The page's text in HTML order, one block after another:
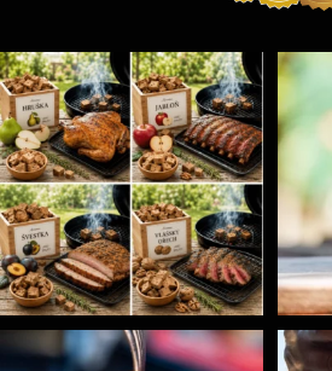
Udící špalíky - BORN TO SMOKE - různé druhy k...
5 0
Koření
Spoustu podobných triků, které vám usnadní nejenom ...